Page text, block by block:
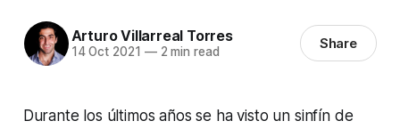
Arturo Villarreal Torres
14 Oct 2021 —2 min read Share
Durante los últimos años se ha visto un sinfín de